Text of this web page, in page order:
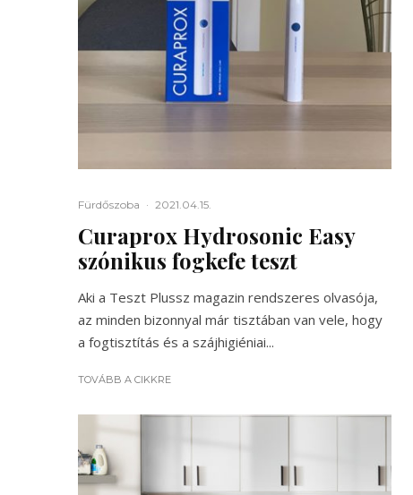
Fürdőszoba · 2021.04.15.
Curaprox Hydrosonic Easy
szónikus fogkefe teszt
Aki a Teszt Plussz magazin rendszeres olvasója,
az minden bizonnyal már tisztában van vele, hogy
a fogtisztítás és a szájhigiéniai...
TOVÁBB A CIKKRE